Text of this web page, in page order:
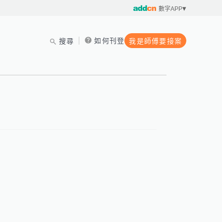
數字APP
搜尋 如何刊登 我是師傅要接案